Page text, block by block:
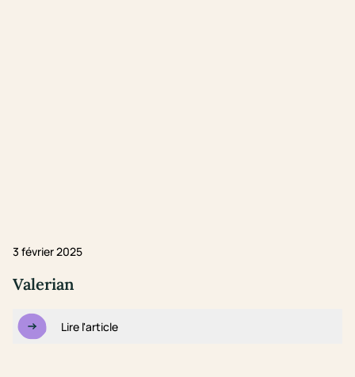
3 février 2025
Valerian
Lire l'article